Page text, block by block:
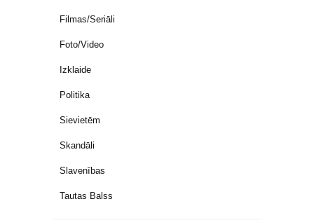
Filmas/Seriāli
Foto/Video
Izklaide
Politika
Sievietēm
Skandāli
Slavenības
Tautas Balss